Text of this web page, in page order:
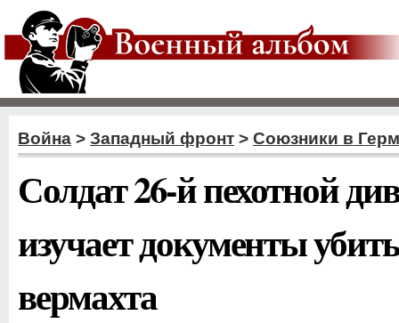
Война > Западный фронт > Союзники в
Солдат 26-й пехотной
изучает документы
вермахта